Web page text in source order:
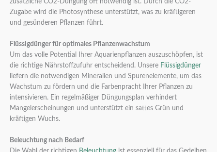
zusätzliche CO2-Düngung oft notwendig ist. Durch die CO2-
Zugabe wird die Photosynthese unterstützt, was zu kräftigeren
und gesünderen Pflanzen führt.
Flüssigdünger für optimales Pflanzenwachstum
Um das volle Potential Ihrer Aquarienpflanzen auszuschöpfen, ist
die richtige Nährstoffzufuhr entscheidend. Unsere Flüssigdünger
liefern die notwendigen Mineralien und Spurenelemente, um das
Wachstum zu fördern und die Farbenpracht Ihrer Pflanzen zu
intensivieren. Ein regelmäßiger Düngungsplan verhindert
Mangelerscheinungen und unterstützt ein sattes Grün und
kräftigen Wuchs.
Beleuchtung nach Bedarf